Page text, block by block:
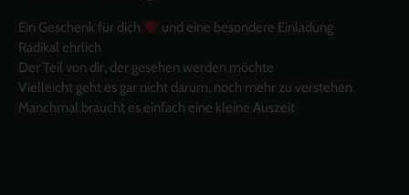
Ein Geschenk für dich
und eine besondere Einladung
Radikal ehrlich
Der Teil von dir, der gesehen werden möchte
Vielleicht geht es gar nicht darum, noch mehr zu verstehen
Manchmal braucht es einfach eine kleine Auszeit